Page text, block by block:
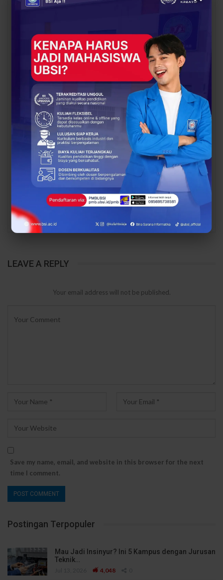
Lapangan Dampingi
Keberangkatan
Mahasiswa UBSI Solo ke
Posko BSI…
Lapangan Dampingi
Keberangkatan
Mahasiswa UBSI Solo ke
Posko BSI…
EDUKASI
Kesempatan Emas Guru!
Beasiswa S2 hingga
75% di UBSI, Kuliah
Magister Cuma 18 Bulan
Cuma Berlaku 17
Agustus! Daftar PMB
UBSI dan Amankan
Jaket Varsity Eksklusif
Sebelum…
PREV
LEAVE A REPLY
Your email address will not be published.
Save my name, email, and website in this browser for the next
time I comment.
Postingan Terpopuler
Mau Jadi Insinyur? Ini 5 Kampus dengan Jurusan
Teknik…
4,048